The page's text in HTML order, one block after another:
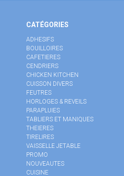
CATÉGORIES
ADHESIFS
BOUILLOIRES
CAFETIERES
CENDRIERS
CHICKEN KITCHEN
CUISSON DIVERS
FEUTRES
HORLOGES & REVEILS
PARAPLUIES
TABLIERS ET MANIQUES
THEIERES
TIRELIRES
VAISSELLE JETABLE
PROMO
NOUVEAUTES
CUISINE